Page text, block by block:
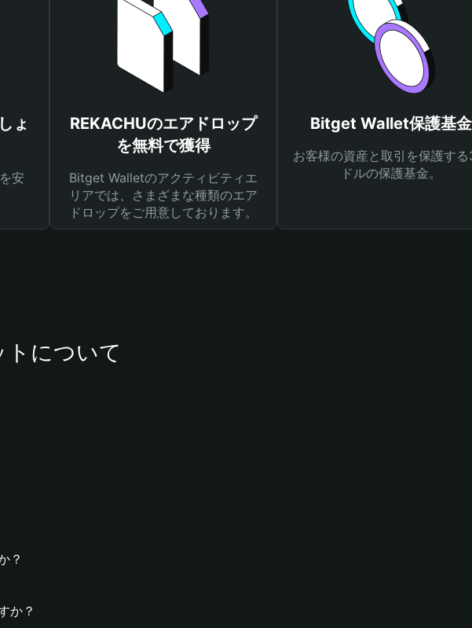
ょ
安
REKACHUのエアドロップ
を無料で獲得
Bitget Walletのアクティビティエ
リアでは、さまざまな種類のエア
ドロップをご用意しております。
Bitget Wallet保護基金
お客様の資産と取引を保護す
ドルの保護基金。
トについて
？
か？